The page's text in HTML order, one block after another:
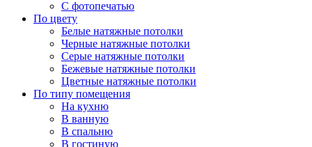
С фотопечатью
По цвету
Белые натяжные потолки
Черные натяжные потолки
Серые натяжные потолки
Бежевые натяжные потолки
Цветные натяжные потолки
По типу помещения
На кухню
В ванную
В спальню
В гостиную